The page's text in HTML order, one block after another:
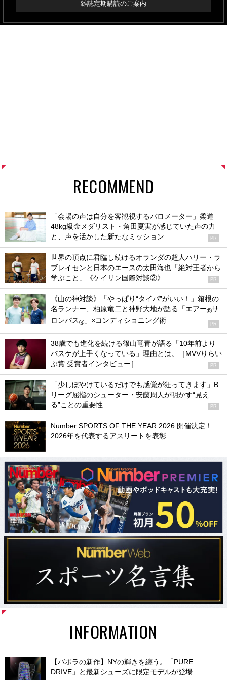
雑誌定期購読のご案内
RECOMMEND
「会場の声は自分を客観視するバロメーター」柔道
48kg級金メダリスト・角田夏実が感じていた声の力
と、声を活かした新たなミッション
PR
世界の頂点に君臨し続けるオランダの超人ハリー・ラ
ブレイセンと日本のエースの太田海也「絶対王者から
学ぶこと」《ケイリン国際対談②》
PR
《山の神対談》「やっぱり“タイパ”がいい！」箱根の
名ランナー、柏原竜二と神野大地が語る「エアー®サ
ロンパス® 」×コンディショニング術 PR
38歳でも進化を続ける篠山竜青が語る「10年前より
バスケが上手くなっている」理由とは。［MVVりらい
ぶ賞 受賞者インタビュー］
PR
「少しぼやけているだけでも感覚が狂ってきます」B
リーグ屈指のシューター・安藤周人が明かす“見え
る”ことの重要性
PR
Number SPORTS OF THE YEAR 2026 開催決定！
2026年を代表するアスリートを表彰
INFORMATION
【バボラの新作】NYの輝きを纏う。「PURE
DRIVE」と最新シューズに限定モデルが登場